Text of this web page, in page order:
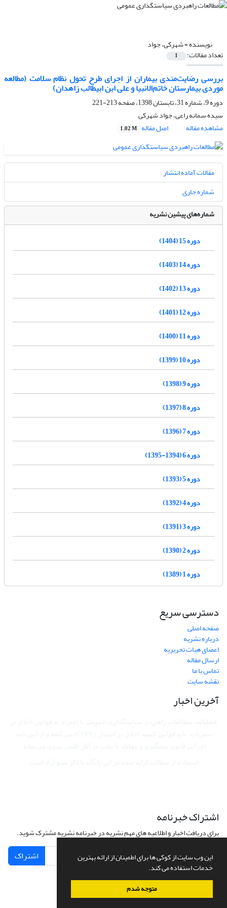
این وب سایت از کوکی ها برای اطمینان از ارائه بهترین
خدمات استفاده می کند.
متوجه شدم
نویسنده =شهرکی، جواد
تعداد مقالات: 1
بررسی رضایت‌مندی بیماران از اجرای طرح تحول نظام سلامت (مطالعه
موردی بیمارستان خاتم‌الا‌نبیا و علی ابن ابیطالب زاهدان)
دوره 9، شماره 31، تابستان 1398، صفحه
213-221
سیده سمانه راعی، جواد شهرکی
مشاهده مقاله
اصل مقاله 1.02 M
مقالات آماده انتشار
شماره جاری
شماره‌های پیشین نشریه
دوره 15 (1404)
دوره 14 (1403)
دوره 13 (1402)
دوره 12 (1401)
دوره 11 (1400)
دوره 10 (1399)
دوره 9 (1398)
دوره 8 (1397)
دوره 7 (1396)
دوره 6 (1394-1395)
دوره 5 (1393)
دوره 4 (1392)
دوره 3 (1391)
دوره 2 (1390)
دوره 1 (1389)
دسترسی سریع
صفحه اصلی
درباره نشریه
اعضای هیات تحریریه
ارسال مقاله
تماس با ما
نقشه سایت
آخرین اخبار
اشتراک خبرنامه
برای دریافت اخبار و اطلاعیه های مهم نشریه در خبرنامه نشریه مشترک شوید.
اشتراک
سامانه مدیریت نشریات علمی.طراحی و پیاده سازی ازسیناوب